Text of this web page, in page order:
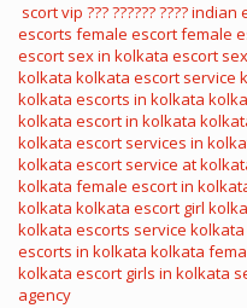
scort vip ??? ?????? ????indian
escorts female escortfemale
escort sex in kolkata escort sex
kolkata kolkata escort service
kolkata escorts in kolkata
kolkata escort in kolkata
kolkata escort services in
kolkata escort service at
kolkata female escort in
kolkata kolkata escort girl
kolkata escorts service kolkata
escorts in kolkata kolkata
kolkata escort girls in kolkata
agency